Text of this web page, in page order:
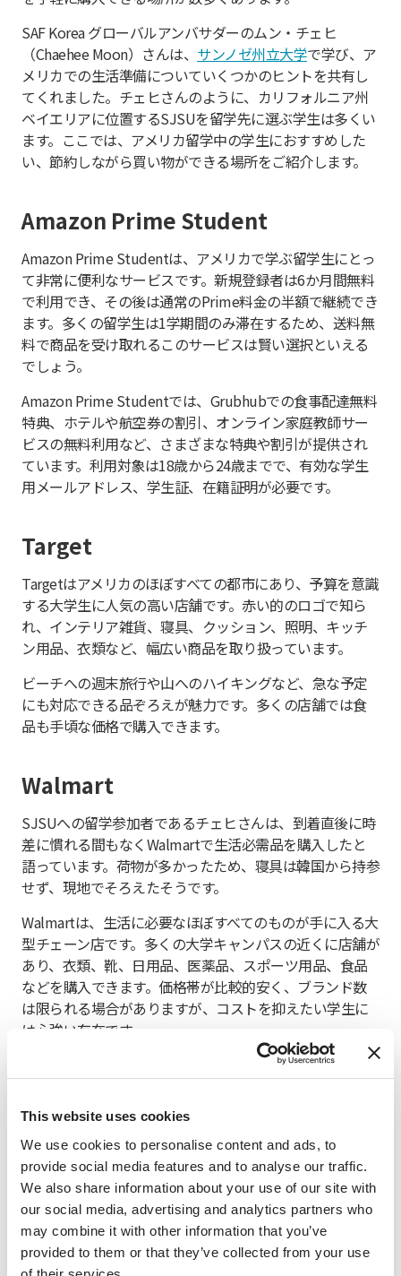
This website uses cookies
We use cookies to personalise content and ads, to
provide social media features and to analyse our traffic.
We also share information about your use of our site with
our social media, advertising and analytics partners who
may combine it with other information that you’ve
provided to them or that they’ve collected from your use
SAF Korea グローバルアンバサダーのムン・チェヒ
（Chaehee Moon）さんは、 サンノゼ州立大学で学び、ア
メリカでの生活準備についていくつかのヒントを共有し
てくれました。チェヒさんのように、カリフォルニア州
ベイエリアに位置するSJSUを留学先に選ぶ学生は多くい
ます。ここでは、アメリカ留学中の学生におすすめした
い、節約しながら買い物ができる場所をご紹介します。
Amazon Prime Student
Amazon Prime Studentは、アメリカで学ぶ留学生にとっ
て非常に便利なサービスです。新規登録者は6か月間無料
で利用でき、その後は通常のPrime料金の半額で継続でき
ます。多くの留学生は1学期間のみ滞在するため、送料無
料で商品を受け取れるこのサービスは賢い選択といえる
でしょう。
Amazon Prime Studentでは、Grubhubでの食事配達無料
特典、ホテルや航空券の割引、オンライン家庭教師サー
ビスの無料利用など、さまざまな特典や割引が提供され
ています。利用対象は18歳から24歳までで、有効な学生
用メールアドレス、学生証、在籍証明が必要です。
Target
Targetはアメリカのほぼすべての都市にあり、予算を意識
する大学生に人気の高い店舗です。赤い的のロゴで知ら
れ、インテリア雑貨、寝具、クッション、照明、キッチ
ン用品、衣類など、幅広い商品を取り扱っています。
ビーチへの週末旅行や山へのハイキングなど、急な予定
にも対応できる品ぞろえが魅力です。多くの店舗では食
品も手頃な価格で購入できます。
Walmart
SJSUへの留学参加者であるチェヒさんは、到着直後に時
差に慣れる間もなくWalmartで生活必需品を購入したと
語っています。荷物が多かったため、寝具は韓国から持参
せず、現地でそろえたそうです。
Walmartは、生活に必要なほぼすべてのものが手に入る大
型チェーン店です。多くの大学キャンパスの近くに店舗が
あり、衣類、靴、日用品、医薬品、スポーツ用品、食品
などを購入できます。価格帯が比較的安く、ブランド数
は限られる場合がありますが、コストを抑えたい学生に
は心強い存在です。
Ross
Rossは、衣類、スーツケース、生活雑貨、靴などを低価
格で販売する全国展開の店舗です。商品は地域や時期に
よって入れ替わりますが、Nike、Tommy Bahama、
Adidas、Polo、Nauticaなどの有名ブランドが見つかるこ
ともあります。
大手ブランド店よりも価格が大幅に抑えられている点が
魅力で、定期的に訪れると新しい商品に出会えます。気に